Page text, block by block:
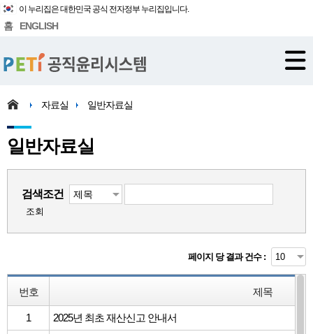
이 누리집은 대한민국 공식 전자정부 누리집입니다.
홈 ENGLISH
자료실 일반자료실
일반자료실
검색조건
조회
페이지 당 결과 건수 :
번호 제목
1 2025년 최초 재산신고 안내서